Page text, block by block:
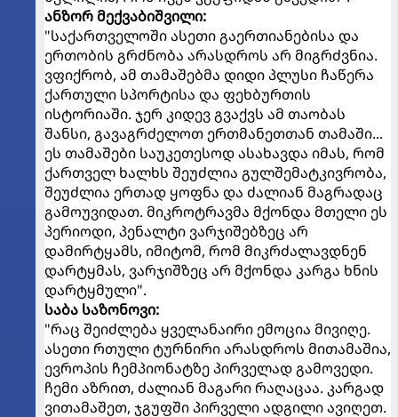
ანზორ მექვაბიშვილი:
"საქართველოში ასეთი გაერთიანებისა და
ერთობის გრძნობა არასდროს არ მიგრძვნია.
ვფიქრობ, ამ თამაშებმა დიდი პლუსი ჩაწერა
ქართული სპორტისა და ფეხბურთის
ისტორიაში. ჯერ კიდევ გვაქვს ამ თაობას
შანსი, გავაგრძელოთ ერთმანეთთან თამაში...
ეს თამაშები საუკეთესოდ ასახავდა იმას, რომ
ქართველ ხალხს შეუძლია გულშემატკივრობა,
შეუძლია ერთად ყოფნა და ძალიან მაგრადაც
გამოუვიდათ. მიკროტრავმა მქონდა მთელი ეს
პერიოდი, პენალტი ვარჯიშებზეც არ
დამირტყამს, იმიტომ, რომ მიკრძალავდნენ
დარტყმას, ვარჯიშზეც არ მქონდა კარგა ხნის
დარტყმული".
საბა საზონოვი:
"რაც შეიძლება ყველანაირი ემოცია მივიღე.
ასეთი რთული ტურნირი არასდროს მითამაშია,
ევროპის ჩემპიონატზე პირველად გამოვედი.
ჩემი აზრით, ძალიან მაგარი რაღაცაა. კარგად
ვითამაშეთ, ჯგუფში პირველი ადგილი ავიღეთ.